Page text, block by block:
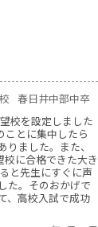
春日井中部中卒
校を設定しました
とに集中したら
ました。また、
に合格できた大き
と先生にすぐに声
た。そのおかげで
、高校入試で成功